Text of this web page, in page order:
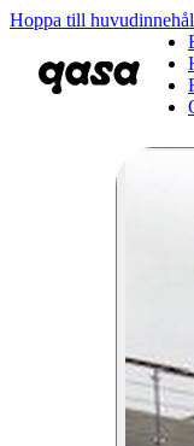
Hoppa till